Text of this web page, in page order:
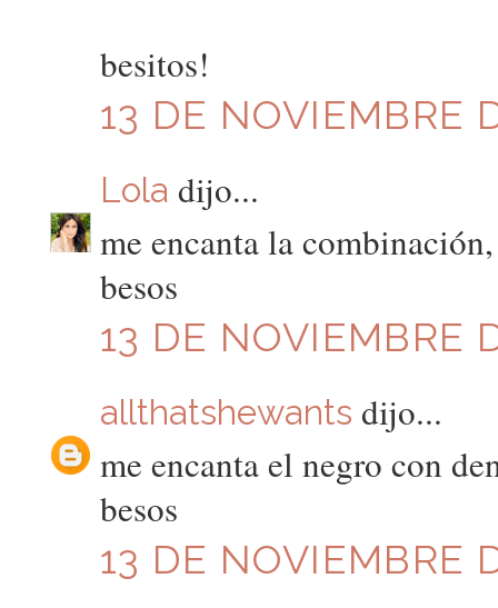
besitos!
13 DE NOVIEMBRE
Lola dijo...
me encanta la
besos
13 DE NOVIEMBRE
allthatshewants dijo...
me encanta el negro con
besos
13 DE NOVIEMBRE